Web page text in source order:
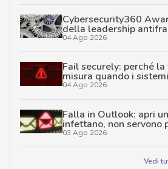
Cybersecurity360
della leadership
04 Ago 2026
Fail securely: perché la
misura quando i
04 Ago 2026
Falla in Outlook: apri
infettano, non servono
03 Ago 2026
Vedi